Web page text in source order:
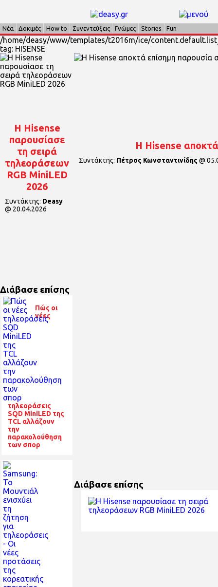
Νέα Δοκιμές How to Συνεντεύξεις Γνώμες Stories Fun
/home/deasy/www/templates/t2016m/ice/
tag: HISENSE
Η Hisense
παρουσίασε
τη σειρά
τηλεοράσεων
RGB MiniLED
2026
Συντάκτης: Deasy
@ 20.04.2026
Διάβασε επίσης
Πώς οι
νέες
τηλεοράσεις
SQD MiniLED της
TCL αλλάζουν
την
παρακολούθηση
των σπορ
Η Hisense
Συντάκτης: Πέτρος Κωνσταντινίδης @
Διάβασε επίσης